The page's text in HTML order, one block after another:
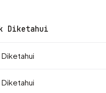
Diketahui